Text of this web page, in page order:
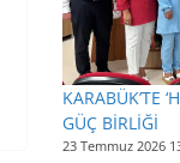
KARABÜK’TE
GÜÇ BİRLİĞİ
23 Temmuz 2026